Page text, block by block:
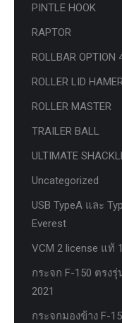
PINTLE HOOK
RAPTOR
ROLLBAR OPTION
ROLLER LID HAMER
ROLLER MASTER
TRAILER BALL
ULTIMATE
Uncategorized
USB TypeA และ
Everest
VCM 2 license แท้ 1
กระจก F-150 ตรงรุ่
2021
กระจกมองข้าง F-